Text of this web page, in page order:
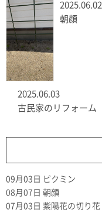
2025.06.02
朝顔
2025.06.03
古民家のリフォーム
09月03日
ピクミン
08月07日 朝顔
07月03日 紫陽花の切り花